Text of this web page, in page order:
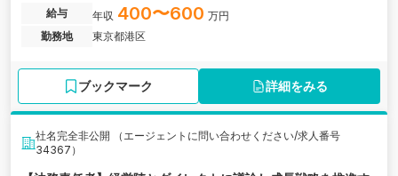
給与 年収 400〜600 万円
勤務地
東京都港区
ブックマーク 詳細をみる
社名完全非公開 （エージェントに問い合わせください/求人番号
34367）